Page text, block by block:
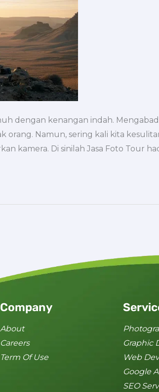
dengan kenangan indah.
Namun, sering kali kita
kamera. Di sinilah Jasa Foto Tour
Company
About
Careers
Term Of Use
Graphic
Web
Google
SEO